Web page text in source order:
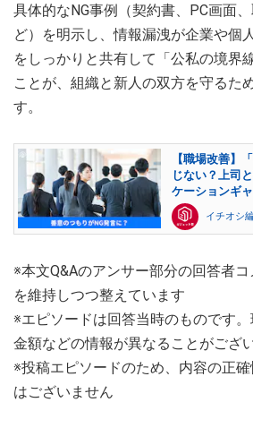
具体的なNG事例（契約書、PC画面
ど）を明示し、情報漏洩が企業や個
をしっかりと共有して「公私の境界
ことが、組織と新人の双方を守るた
す。
【職場改善】
じない？上司
ケーションギ
イチオシ
※本文Q&Aのアンサー部分の回答者
を維持しつつ整えています
※エピソードは回答当時のものです
金額などの情報が異なることがござ
※投稿エピソードのため、内容の正
はございません